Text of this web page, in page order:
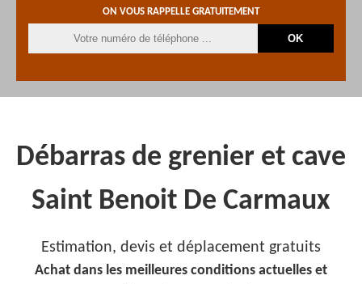
ON VOUS RAPPELLE GRATUITEMENT
Débarras de grenier et cave
Saint Benoit De Carmaux
Estimation, devis et déplacement gratuits
Achat dans les meilleures conditions actuelles et